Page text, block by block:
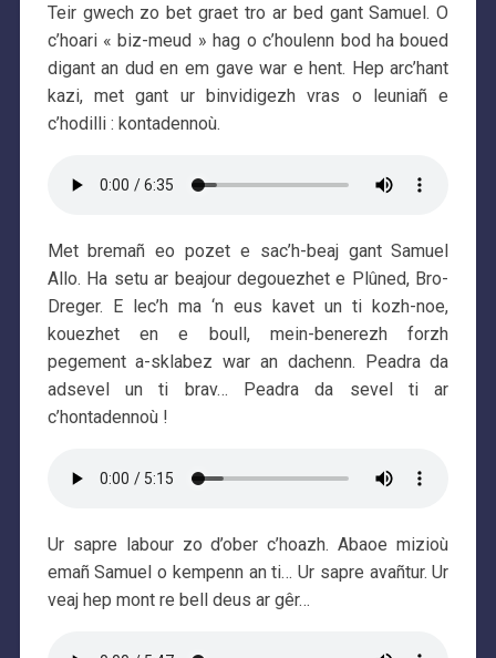
Teir gwech zo bet graet tro ar bed gant Samuel. O
c’hoari « biz-meud » hag o c’houlenn bod ha boued
digant an dud en em gave war e hent. Hep arc’hant
kazi, met gant ur binvidigezh vras o leuniañ e
c’hodilli : kontadennoù.
Met bremañ eo pozet e sac’h-beaj gant Samuel
Allo. Ha setu ar beajour degouezhet e Plûned, Bro-
Dreger. E lec’h ma ‘n eus kavet un ti kozh-noe,
kouezhet en e boull, mein-benerezh forzh
pegement a-sklabez war an dachenn. Peadra da
adsevel un ti brav… Peadra da sevel ti ar
c’hontadennoù !
Ur sapre labour zo d’ober c’hoazh. Abaoe mizioù
emañ Samuel o kempenn an ti… Ur sapre avañtur. Ur
veaj hep mont re bell deus ar gêr…